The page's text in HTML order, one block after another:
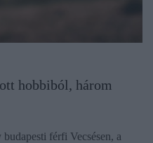
hobbiból, három
férfi Vecsésen, a